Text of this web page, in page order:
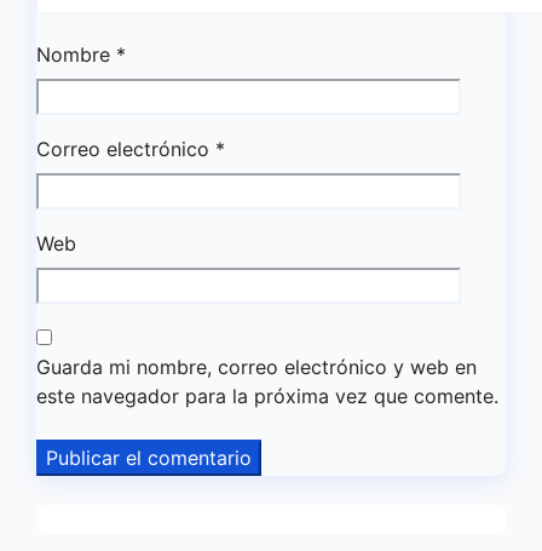
Nombre *
Correo electrónico *
Web
Guarda mi nombre, correo electrónico y web en
este navegador para la próxima vez que comente.